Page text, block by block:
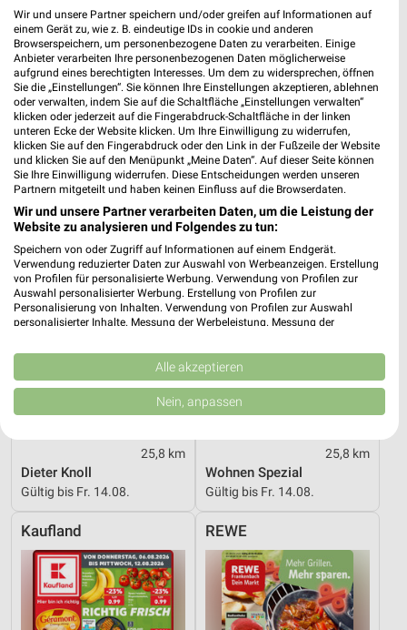
7,3 km
Angebote ab 03.08.
Gültig bis Sa. 08.08.
21,3 km
Angebote ab 01.08.
Noch morgen gültig
XXXLutz
25,8 km
Dieter Knoll
Gültig bis Fr. 14.08.
XXXLutz
25,8 km
Wohnen Spezial
Gültig bis Fr. 14.08.
Kaufland REWE
Wir und unsere Partner speichern und/oder greifen auf Informationen auf
einem Gerät zu, wie z. B. eindeutige IDs in cookie und anderen
Browserspeichern, um personenbezogene Daten zu verarbeiten. Einige
Anbieter verarbeiten Ihre personenbezogenen Daten möglicherweise
aufgrund eines berechtigten Interesses. Um dem zu widersprechen, öffnen
Sie die „Einstellungen“. Sie können Ihre Einstellungen akzeptieren, ablehnen
oder verwalten, indem Sie auf die Schaltfläche „Einstellungen verwalten“
klicken oder jederzeit auf die Fingerabdruck-Schaltfläche in der linken
unteren Ecke der Website klicken. Um Ihre Einwilligung zu widerrufen,
klicken Sie auf den Fingerabdruck oder den Link in der Fußzeile der Website
und klicken Sie auf den Menüpunkt „Meine Daten“. Auf dieser Seite können
Sie Ihre Einwilligung widerrufen. Diese Entscheidungen werden unseren
Partnern mitgeteilt und haben keinen Einfluss auf die Browserdaten.
Wir und unsere Partner verarbeiten Daten, um die Leistung der
Website zu analysieren und Folgendes zu tun:
Speichern von oder Zugriff auf Informationen auf einem Endgerät.
Verwendung reduzierter Daten zur Auswahl von Werbeanzeigen. Erstellung
von Profilen für personalisierte Werbung. Verwendung von Profilen zur
Auswahl personalisierter Werbung. Erstellung von Profilen zur
Personalisierung von Inhalten. Verwendung von Profilen zur Auswahl
personalisierter Inhalte. Messung der Werbeleistung. Messung der
Kombinationen von Daten aus verschiedenen Quellen. Entwicklung und
Verbesserung der Angebote. Verwendung reduzierter Daten zur Auswahl
von Inhalten.
Daten können außerhalb der Europäischen Union weitergegeben und in die
Website/App.
Partnerliste anzeigen (1 IAB-Anbieter)
Wir nutzen Ihre Daten für folgende Zwecke:
Speichern von oder Zugriff auf Informationen
auf einem Endgerät
Verwendung reduzierter Daten zur Auswahl von
Werbeanzeigen
Alle akzeptieren
Nein, anpassen